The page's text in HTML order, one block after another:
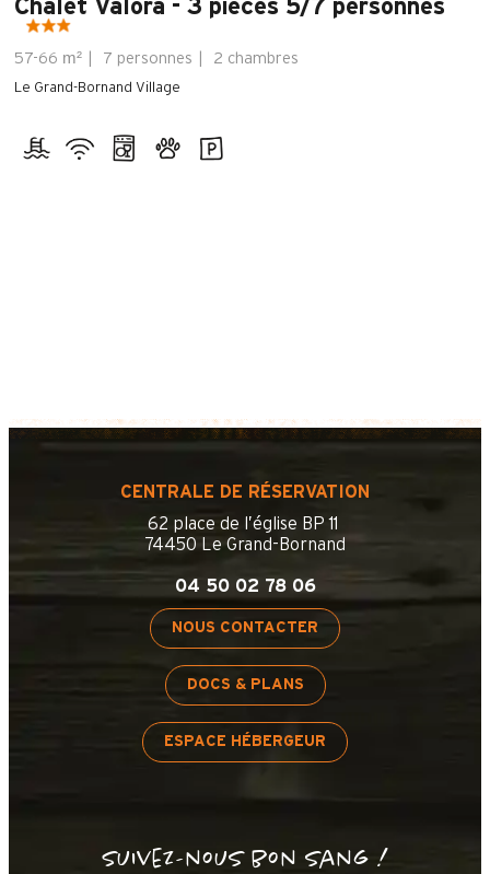
Chalet Valora - 3 pièces 5/7 personnes
57-66 m² 7 personnes 2 chambres
Le Grand-Bornand Village
CENTRALE DE RÉSERVATION
62 place de l’église BP 11
74450 Le Grand-Bornand
04 50 02 78 06
NOUS CONTACTER
DOCS & PLANS
ESPACE HÉBERGEUR
Suivez-nous bon sang !